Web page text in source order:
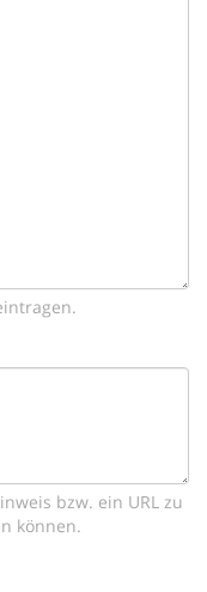
bzw. ein URL zu
können.